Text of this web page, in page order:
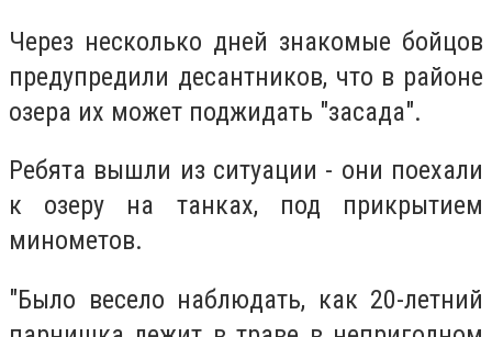
Через несколько дней знакомые бойцов
предупредили десантников, что в районе
озера их может поджидать "засада".
Ребята вышли из ситуации - они поехали
к озеру на танках, под прикрытием
минометов.
"Было весело наблюдать, как 20-летний